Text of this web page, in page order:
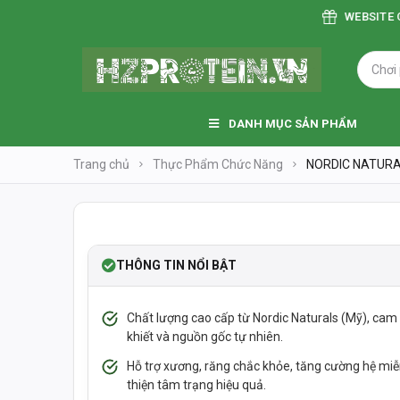
WEBSITE CẬP
DANH MỤC SẢN PHẨM
Trang chủ Thực Phẩm Chức Năng NORDIC
THÔNG TIN NỔI BẬT
Chất lượng cao cấp từ Nordic Naturals (Mỹ), cam
khiết và nguồn gốc tự nhiên.
Hỗ trợ xương, răng chắc khỏe, tăng cường hệ
thiện tâm trạng hiệu quả.